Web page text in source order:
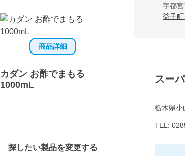
商品詳細
カダン お酢でまもる
1000mL
探したい製品を変更する
宇都
益子町
スー
栃木県小
TEL: